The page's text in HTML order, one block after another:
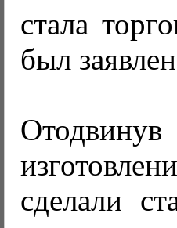
стала
был
сделали